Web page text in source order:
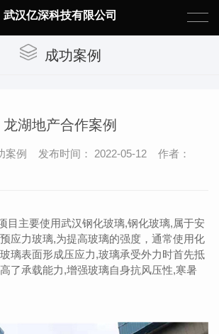
武汉亿深科技有限公司
成功案例
龙湖地产合作案例
案例 发布时间： 2022-05-12 作者：
主要使用武汉钢化玻璃,钢化玻璃,属于安
应力玻璃,为提高玻璃的强度，通常使用化
璃表面形成压应力,玻璃承受外力时首先抵
了承载能力,增强玻璃自身抗风压性,寒暑